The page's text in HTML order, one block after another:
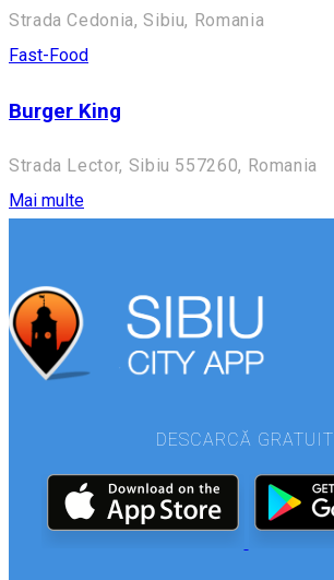
Strada Cedonia, Sibiu, Romania
Fast-Food
Burger King
Strada Lector, Sibiu 557260, Romania
Mai multe
DESCARCĂ GRATUIT